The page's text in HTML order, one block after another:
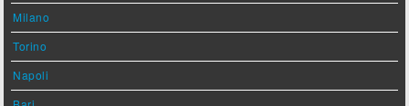
Milano
Torino
Napoli